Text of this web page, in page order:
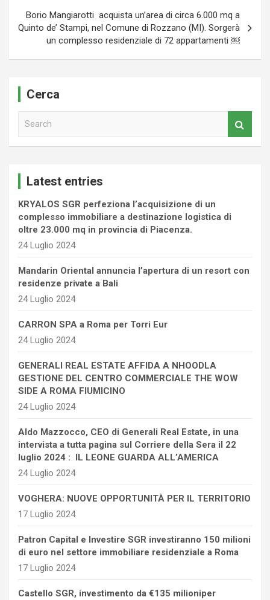
Borio Mangiarotti acquista un’area di circa 6.000 mq a
Quinto de’ Stampi, nel Comune di Rozzano (MI). Sorgerà
un complesso residenziale di 72 appartamenti ￼
Cerca
Latest entries
KRYALOS SGR perfeziona l’acquisizione di un
complesso immobiliare a destinazione logistica di
oltre 23.000 mq in provincia di Piacenza.
24 Luglio 2024
Mandarin Oriental annuncia l’apertura di un resort con
residenze private a Bali
24 Luglio 2024
CARRON SPA a Roma per Torri Eur
24 Luglio 2024
GENERALI REAL ESTATE AFFIDA A NHOODLA
GESTIONE DEL CENTRO COMMERCIALE THE WOW
SIDE A ROMA FIUMICINO
24 Luglio 2024
Aldo Mazzocco, CEO di Generali Real Estate, in una
intervista a tutta pagina sul Corriere della Sera il 22
luglio 2024 : IL LEONE GUARDA ALL’AMERICA
24 Luglio 2024
VOGHERA: NUOVE OPPORTUNITÀ PER IL TERRITORIO
17 Luglio 2024
Patron Capital e Investire SGR investiranno 150 milioni
di euro nel settore immobiliare residenziale a Roma
17 Luglio 2024
Castello SGR, investimento da €135 milioniper